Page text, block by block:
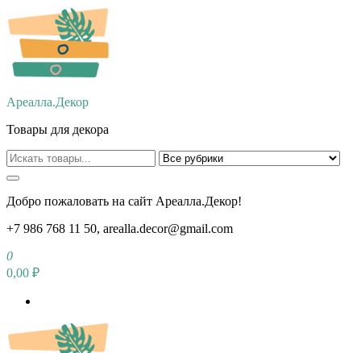
Перейти
к
содержимому
Ареалла.Декор
Товары для декора
Добро пожаловать на сайт Ареалла.Декор!
+7 986 768 11 50, arealla.decor@gmail.com
0
0,00 ₽